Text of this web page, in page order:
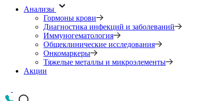
Анализы
Гормоны крови
Диагностика инфекций и заболеваний
Иммуногематология
Общеклинические исследования
Онкомаркеры
Тяжелые металлы и микроэлементы
Акции